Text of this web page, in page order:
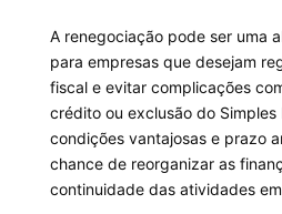
A renegociação pode ser uma
para empresas que desejam
fiscal e evitar complicações
crédito ou exclusão do Simples
condições vantajosas e prazo
chance de reorganizar as
continuidade das atividades